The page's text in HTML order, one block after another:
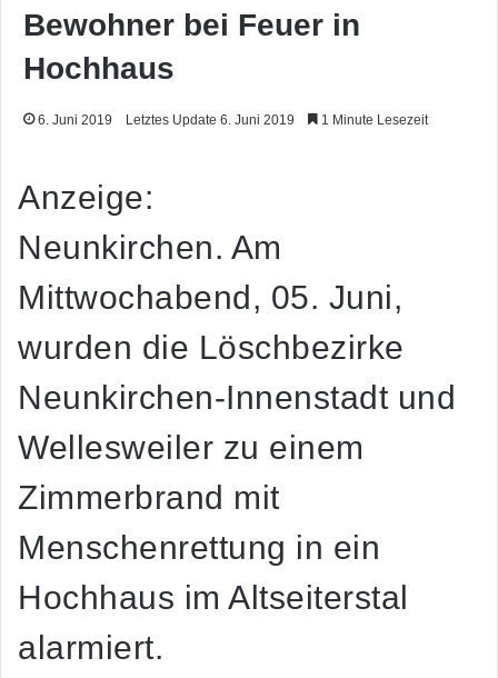
Bewohner bei Feuer in
Hochhaus
6. Juni 2019 Letztes Update 6. Juni 2019 1 Minute Lesezeit
Anzeige:
Neunkirchen. Am
Mittwochabend, 05. Juni,
wurden die Löschbezirke
Neunkirchen-Innenstadt und
Wellesweiler zu einem
Zimmerbrand mit
Menschenrettung in ein
Hochhaus im Altseiterstal
alarmiert.